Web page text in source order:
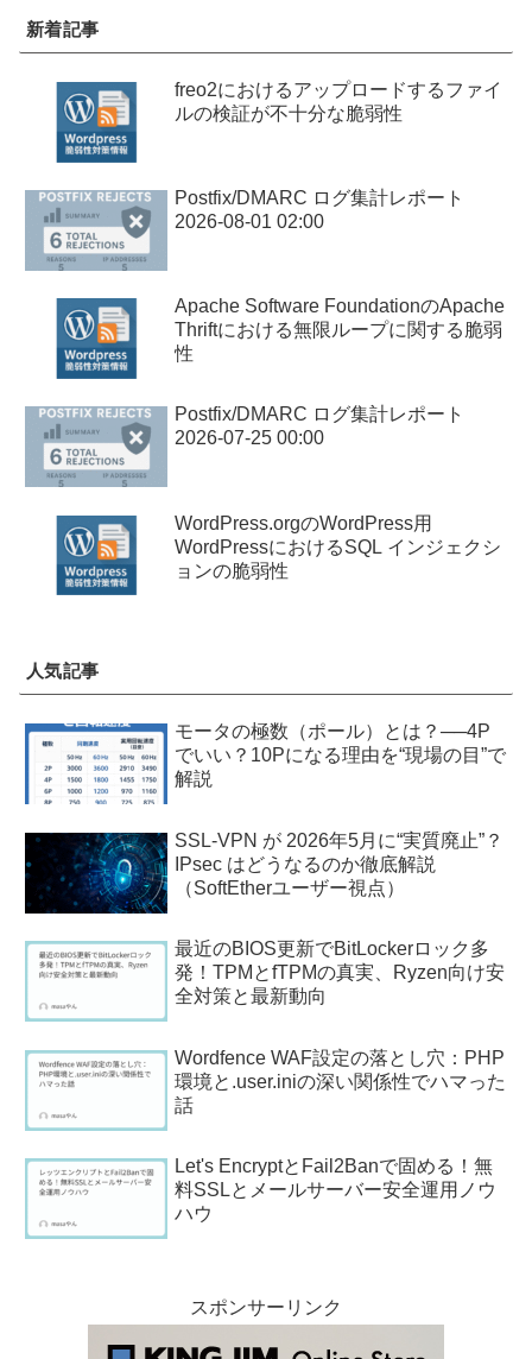
新着記事
freo2におけるアップロードするファイ
ルの検証が不十分な脆弱性
Postfix/DMARC ログ集計レポート
2026-08-01 02:00
Apache Software FoundationのApache
Thriftにおける無限ループに関する脆弱
性
Postfix/DMARC ログ集計レポート
2026-07-25 00:00
WordPress.orgのWordPress用
WordPressにおけるSQL インジェクシ
ョンの脆弱性
人気記事
モータの極数（ポール）とは？──4P
でいい？10Pになる理由を“現場の目”で
解説
SSL-VPN が 2026年5月に“実質廃止”？
IPsec はどうなるのか徹底解説
（SoftEtherユーザー視点）
最近のBIOS更新でBitLockerロック多
発！TPMとfTPMの真実、Ryzen向け安
全対策と最新動向
Wordfence WAF設定の落とし穴：PHP
環境と.user.iniの深い関係性でハマった
話
Let's EncryptとFail2Banで固める！無
料SSLとメールサーバー安全運用ノウ
ハウ
スポンサーリンク